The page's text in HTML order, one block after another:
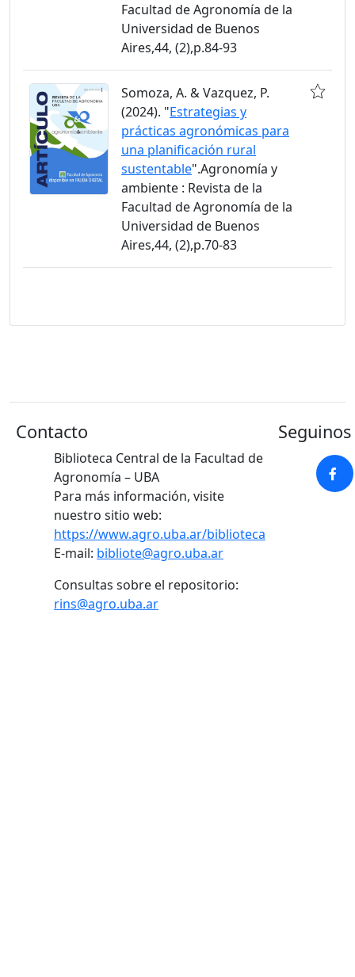
Facultad de Agronomía de la
Universidad de Buenos
Aires,44, (2),p.84-93
Somoza, A. & Vazquez, P.
(2024). "Estrategias y
prácticas agronómicas para
una planificación rural
sustentable".Agronomía y
ambiente : Revista de la
Facultad de Agronomía de la
Universidad de Buenos
Aires,44, (2),p.70-83
Contacto
Biblioteca Central de la Facultad de
Agronomía – UBA
Para más información, visite
nuestro sitio web:
https://www.agro.uba.ar/biblioteca
E-mail: bibliote@agro.uba.ar
Consultas sobre el repositorio:
rins@agro.uba.ar